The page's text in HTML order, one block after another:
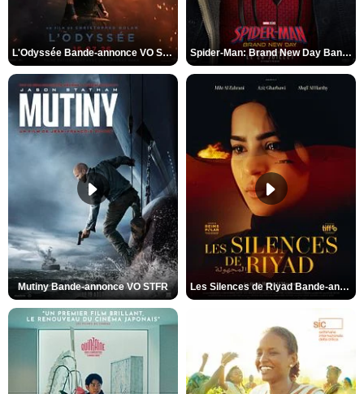
L'Odyssée Bande-annonce VO STFR Spider-Man: Brand New Day Bande-annonce VO STFR
Mutiny Bande-annonce VO STFR Les Silences de Riyad Bande-annonce VO STFR